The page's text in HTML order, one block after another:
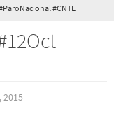
#CNTE
2015